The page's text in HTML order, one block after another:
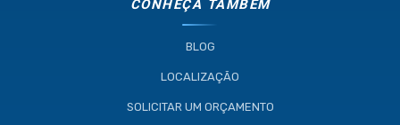
CONHEÇA TAMBÉM
BLOG
LOCALIZAÇÃO
SOLICITAR UM ORÇAMENTO